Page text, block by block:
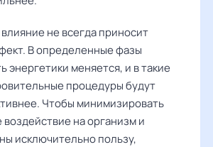
не всегда приносит
В определенные фазы
энергетики меняется, и в такие
процедуры будут
Чтобы минимизировать
на организм и
исключительно пользу,